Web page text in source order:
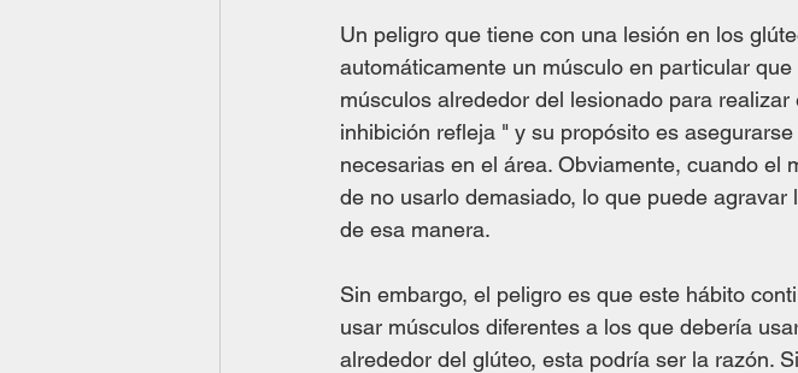
Un peligro que tiene con una lesión en los
automáticamente un músculo en particular
músculos alrededor del lesionado para
inhibición refleja " y su propósito es
necesarias en el área. Obviamente, cuando el
de no usarlo demasiado, lo que puede
de esa manera.
Sin embargo, el peligro es que este hábito
usar músculos diferentes a los que debería
alrededor del glúteo, esta podría ser la razón.